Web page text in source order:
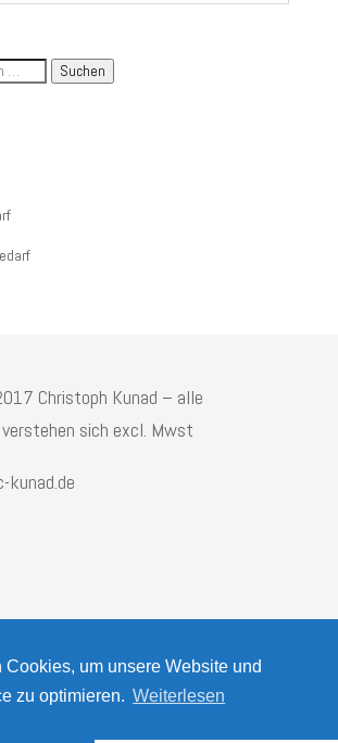
Cookies, um unsere Website und
zu optimieren. Weiterlesen
Suchen
Christoph Kunad – alle
verstehen sich excl. Mwst
kunad.de